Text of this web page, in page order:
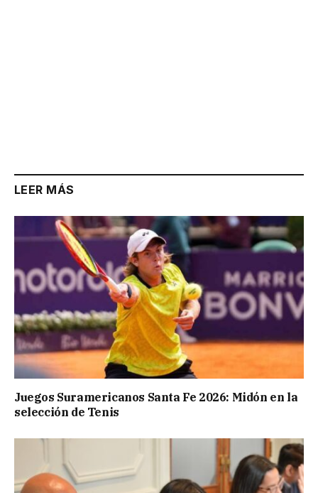
LEER MÁS
Juegos Suramericanos Santa Fe 2026: Midón en la
selección de Tenis